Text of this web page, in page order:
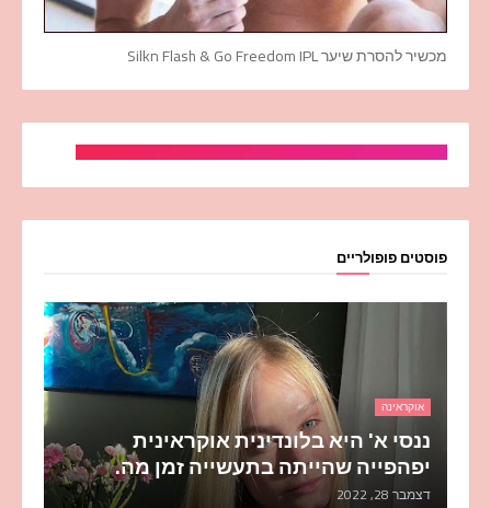
מכשיר להסרת שיער Silkn Flash & Go Freedom IPL
פוסטים פופולריים
אוקראינה
ננסי א' היא בלונדינית אוקראינית
יפהפייה שהייתה בתעשייה זמן מה.
דצמבר 28, 2022